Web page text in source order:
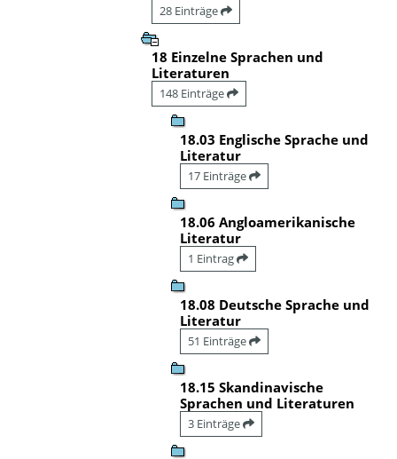
28 Einträge
18 Einzelne Sprachen und
Literaturen
148 Einträge
18.03 Englische Sprache und
Literatur
17 Einträge
18.06 Angloamerikanische
Literatur
1 Eintrag
18.08 Deutsche Sprache und
Literatur
51 Einträge
18.15 Skandinavische
Sprachen und Literaturen
3 Einträge